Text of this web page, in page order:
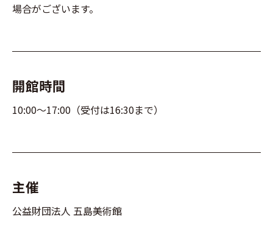
場合がございます。
開館時間
10:00～17:00（受付は16:30まで）
主催
公益財団法人 五島美術館